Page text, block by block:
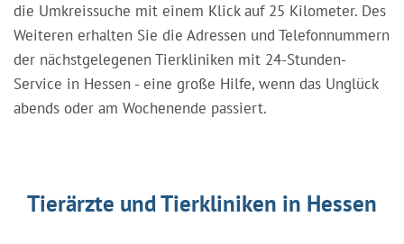
die Umkreissuche mit einem Klick auf 25 Kilometer. Des
Weiteren erhalten Sie die Adressen und Telefonnummern
der nächstgelegenen Tierkliniken mit 24-Stunden-
Service in Hessen - eine große Hilfe, wenn das Unglück
abends oder am Wochenende passiert.
Tierärzte und Tierkliniken in Hessen